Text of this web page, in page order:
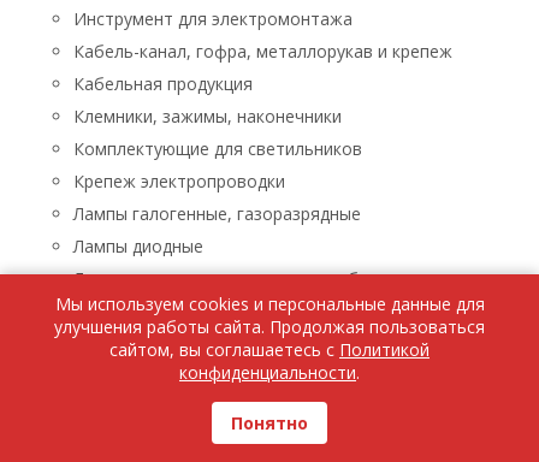
Инструмент для электромонтажа
Кабель-канал, гофра, металлорукав и крепеж
Кабельная продукция
Клемники, зажимы, наконечники
Комплектующие для светильников
Крепеж электропроводки
Лампы галогенные, газоразрядные
Лампы диодные
Лампы люминисцентные, энергосберегающие
Лампы накаливания
Лампы паяльные, лупы, паяльники, паяльные пасты
Ленты светодиодные
Люстры, бра, светильники
Бра, светильники
Мы используем cookies и персональные данные для
улучшения работы сайта. Продолжая пользоваться
сайтом, вы соглашаетесь с Политикой
конфиденциальности.
Понятно